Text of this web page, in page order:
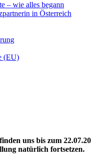
– wie alles begann
in Österreich
(EU)
uns bis zum
natürlich fortsetzen.